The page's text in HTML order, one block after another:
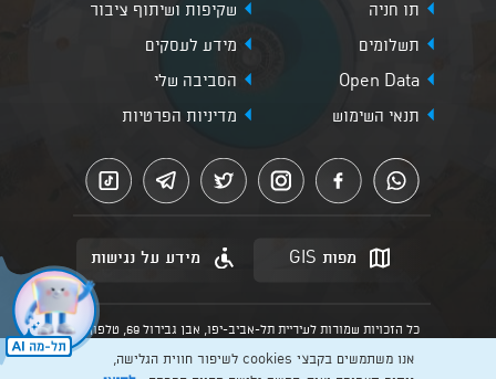
תו חניה
שקיפות ושיתוף ציבור
תשלומים
מידע לעסקים
Open Data
הסביבה שלי
תנאי השימוש
מדיניות הפרטיות
מפות GIS מידע על נגישות
כל הזכויות שמורות לעיריית תל-אביב-יפו, אבן גבירול 69, טלפון:
הנוסח המחייב הוא זה הקבוע בהוראות הדין הרלוונטיות כפי שתהיינה
אנו משתמשים בקבצי cookies לשיפור חווית הגלישה,